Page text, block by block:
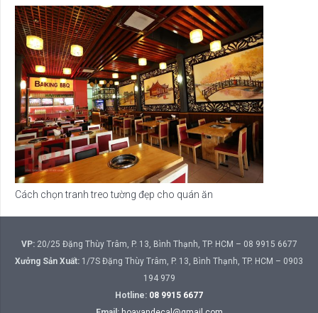
Cách chọn tranh treo tường đẹp cho quán ăn
VP:20/25 Đặng Thùy Trâm, P. 13, Bình Thạnh, TP. HCM – 08 9915 6677
Xưởng Sản Xuất: 1/7S Đặng Thùy Trâm, P. 13, Bình Thạnh, TP. HCM – 0903
194 979
Hotline: 08 9915 6677